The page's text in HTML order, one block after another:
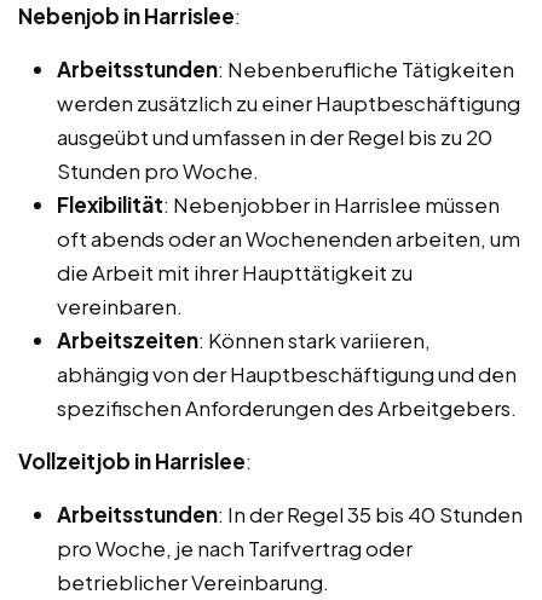
Nebenjob in Harrislee:
Arbeitsstunden: Nebenberufliche Tätigkeiten
werden zusätzlich zu einer Hauptbeschäftigung
ausgeübt und umfassen in der Regel bis zu 20
Stunden pro Woche.
Flexibilität: Nebenjobber in Harrislee müssen
oft abends oder an Wochenenden arbeiten, um
die Arbeit mit ihrer Haupttätigkeit zu
vereinbaren.
Arbeitszeiten: Können stark variieren,
abhängig von der Hauptbeschäftigung und den
spezifischen Anforderungen des Arbeitgebers.
Vollzeitjob in Harrislee:
Arbeitsstunden: In der Regel 35 bis 40 Stunden
pro Woche, je nach Tarifvertrag oder
betrieblicher Vereinbarung.